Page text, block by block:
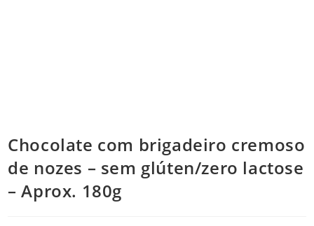
Chocolate com brigadeiro cremoso
de nozes – sem glúten/zero lactose
– Aprox. 180g